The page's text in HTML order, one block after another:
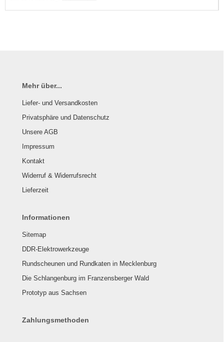
Mehr über...
Liefer- und Versandkosten
Privatsphäre und Datenschutz
Unsere AGB
Impressum
Kontakt
Widerruf & Widerrufsrecht
Lieferzeit
Informationen
Sitemap
DDR-Elektrowerkzeuge
Rundscheunen und Rundkaten in Mecklenburg
Die Schlangenburg im Franzensberger Wald
Prototyp aus Sachsen
Zahlungsmethoden